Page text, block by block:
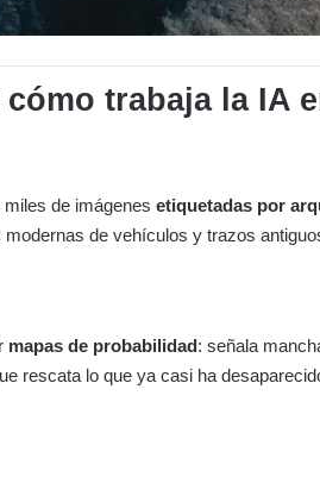
trabaja la IA
de imágenes etiquetadas por
de vehículos y trazos
mapas de probabilidad: señala
rescata lo que ya casi ha